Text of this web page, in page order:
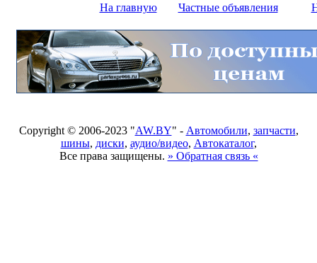
На главную Частные объявления
Copyright © 2006-2023 "AW.BY" - Автомобили, запчасти,
шины, диски, аудио/видео, Автокаталог,
Все права защищены. » Обратная связь «